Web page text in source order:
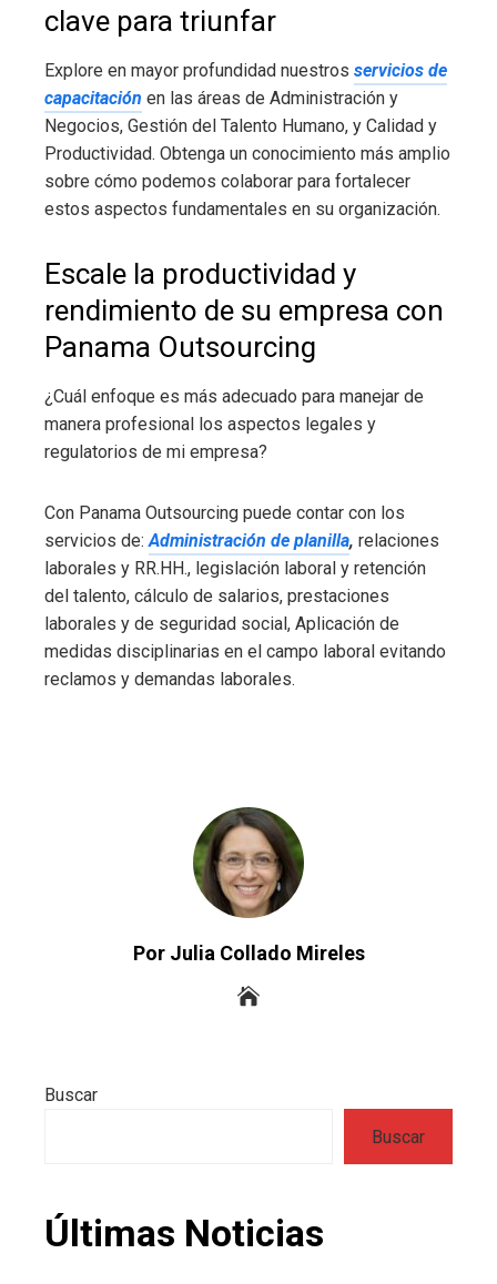
clave para triunfar
Explore en mayor profundidad nuestros servicios de
capacitación en las áreas de Administración y
Negocios, Gestión del Talento Humano, y Calidad y
Productividad. Obtenga un conocimiento más amplio
sobre cómo podemos colaborar para fortalecer
estos aspectos fundamentales en su organización.
Escale la productividad y
rendimiento de su empresa con
Panama Outsourcing
¿Cuál enfoque es más adecuado para manejar de
manera profesional los aspectos legales y
regulatorios de mi empresa?
Con Panama Outsourcing puede contar con los
servicios de:Administración de planilla, relaciones
laborales y RR.HH., legislación laboral y retención
del talento, cálculo de salarios, prestaciones
laborales y de seguridad social, Aplicación de
medidas disciplinarias en el campo laboral evitando
reclamos y demandas laborales.
Por Julia Collado Mireles
Buscar
Buscar
Últimas Noticias